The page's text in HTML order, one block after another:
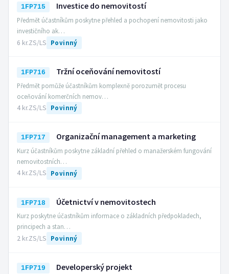
1FP715 Investice do nemovitostí
Předmět účastníkům poskytne přehled a pochopení nemovitosti jako
investičního ak…
6 kr.ZS/LS Povinný
1FP716 Tržní oceňování nemovitostí
Předmět pomůže účastníkům komplexně porozumět procesu
oceňování komerčních nemov…
4 kr.ZS/LS Povinný
1FP717 Organizační management a marketing
Kurz účastníkům poskytne základní přehled o manažerském fungování
nemovitostních…
4 kr.ZS/LS Povinný
1FP718 Účetnictví v nemovitostech
Kurz poskytne účastníkům informace o základních předpokladech,
principech a stan…
2 kr.ZS/LS Povinný
1FP719 Developerský projekt